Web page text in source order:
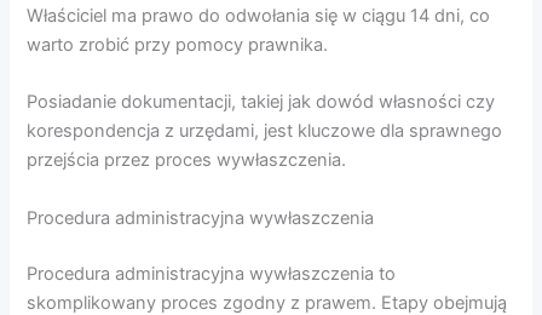
Właściciel ma prawo do odwołania się w ciągu 14 dni, co
warto zrobić przy pomocy prawnika.
Posiadanie dokumentacji, takiej jak dowód własności czy
korespondencja z urzędami, jest kluczowe dla sprawnego
przejścia przez proces wywłaszczenia.
Procedura administracyjna wywłaszczenia
Procedura administracyjna wywłaszczenia to
skomplikowany proces zgodny z prawem. Etapy obejmują